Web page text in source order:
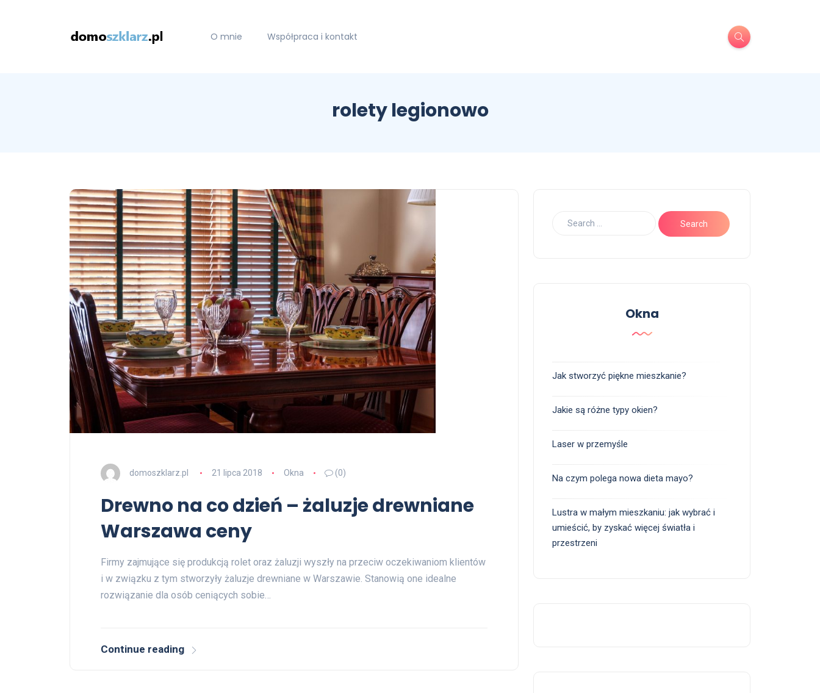
O mnie Współpraca i kontakt
rolety legionowo
domoszklarz.pl 21 lipca 2018 Okna (0)
Drewno na co dzień – żaluzje drewniane
Warszawa ceny
Firmy zajmujące się produkcją rolet oraz żaluzji wyszły na przeciw oczekiwaniom klientów
i w związku z tym stworzyły żaluzje drewniane w Warszawie. Stanowią one idealne
rozwiązanie dla osób ceniących sobie…
Continue reading
Okna
Jak stworzyć piękne mieszkanie?
Jakie są różne typy okien?
Laser w przemyśle
Na czym polega nowa dieta mayo?
Lustra w małym mieszkaniu: jak wybrać i
umieścić, by zyskać więcej światła i
przestrzeni